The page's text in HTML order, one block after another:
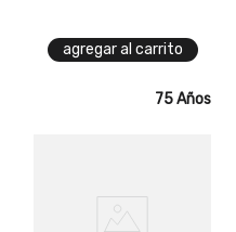
agregar al carrito
75 Años